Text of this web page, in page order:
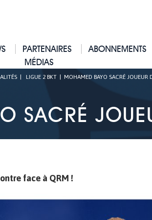
PARTENAIRES ABONNEMENTS
MÉDIAS
| LIGUE 2 BKT| MOHAMED BAYO SACRÉ JOUEUR
SACRÉ
face à QRM !